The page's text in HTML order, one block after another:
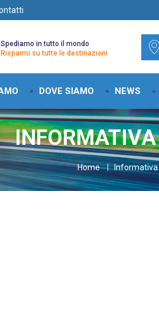
Spediamo in tutto il mondo
Risparmi su tutte le destinazioni
DOVE SIAMO NEWS
Home Informativa